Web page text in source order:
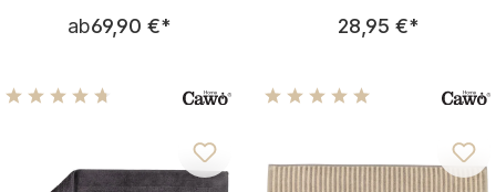
Regulärer Preis:
ab69,90 €* Regulärer
28,95 €*